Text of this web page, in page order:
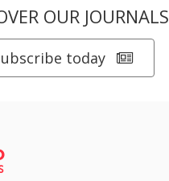
OUR JOURNALS
today